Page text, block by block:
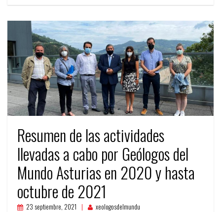
Resumen de las actividades
llevadas a cabo por Geólogos del
Mundo Asturias en 2020 y hasta
octubre de 2021
23 septiembre, 2021 xeologosdelmundu